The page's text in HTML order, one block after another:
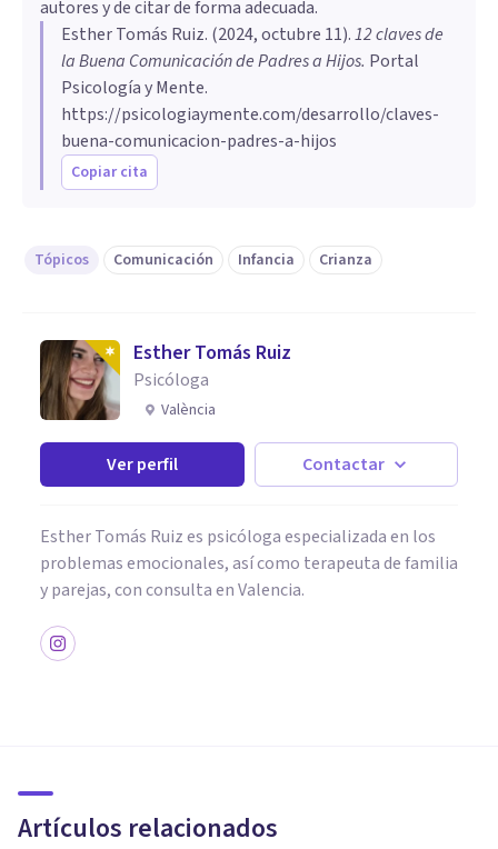
autores y de citar de forma adecuada.
Esther Tomás Ruiz. (2024, octubre 11).12 claves de
la Buena Comunicación de Padres a Hijos. Portal
Psicología y Mente.
https://psicologiaymente.com/desarrollo/claves-
buena-comunicacion-padres-a-hijos
Copiar cita
Tópicos Comunicación Infancia Crianza
Esther Tomás Ruiz
Psicóloga
València
Ver perfil Contactar
Esther Tomás Ruiz es psicóloga especializada en los
problemas emocionales, así como terapeuta de familia
y parejas, con consulta en Valencia.
Artículos relacionados
adolescentes